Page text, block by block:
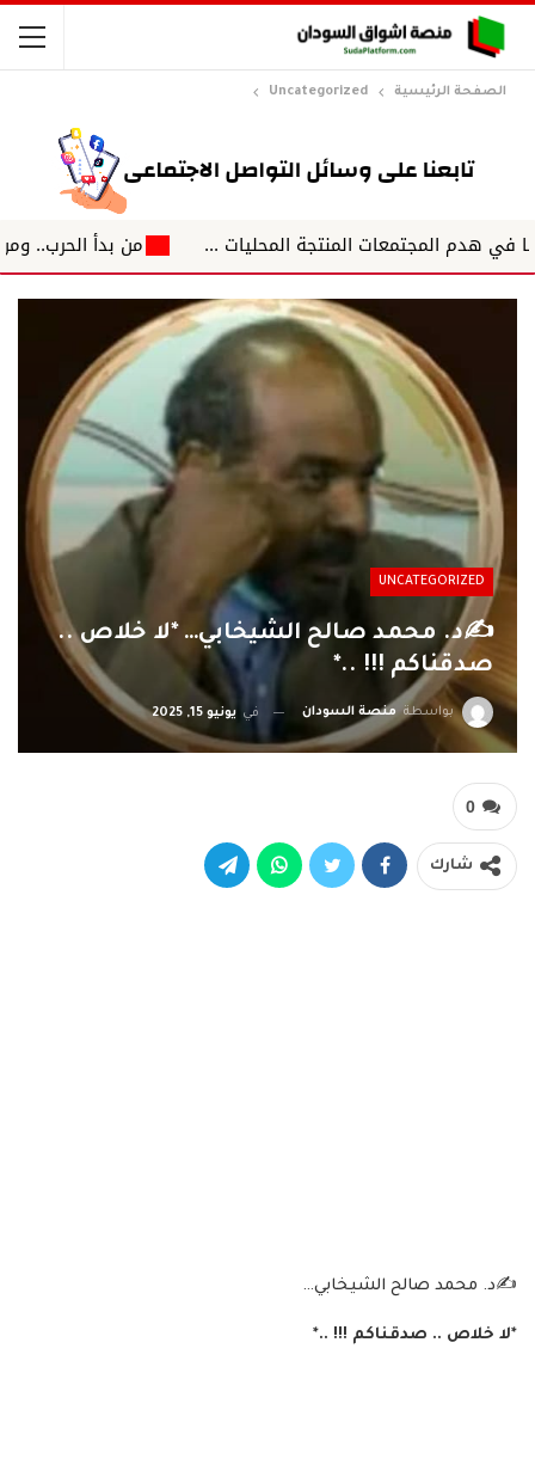
الصفحة الرئيسية Uncategorized
من بدأ الحرب.. ومن سيكتب
UNCATEGORIZED
✍د. محمد صالح الشيخابي… *لا خلاص ..
صدقناكم !!! ..*
بواسطةمنصة السودان في يونيو 15, 2025
0
شارك
✍د. محمد صالح الشيخابي…
*لا خلاص .. صدقناكم !!! ..*